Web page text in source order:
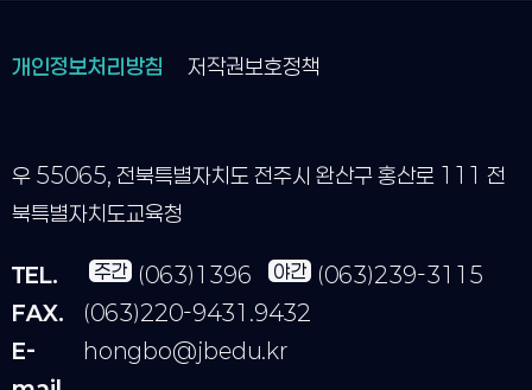
개인정보처리방침 저작권보호정책
우 55065, 전북특별자치도 전주시 완산구 홍산로 111 전
북특별자치도교육청
TEL. 주간 (063)1396 야간 (063)239-3115
FAX.
(063)220-9431.9432
E-
hongbo@jbedu.kr